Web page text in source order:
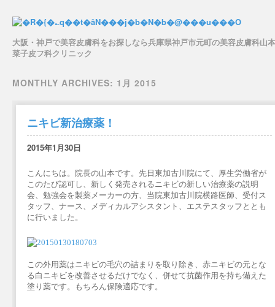
大阪・神戸で美容皮膚科をお探しなら兵庫県神戸市元町の美容皮膚科山
菜子皮フ科クリニック
MONTHLY ARCHIVES: 1月 2015
ニキビ新治療薬！
2015年1月30日
こんにちは。院長の山本です。先日東加古川院にて、厚生労働省が
このたび認可し、新しく発売されるニキビの新しい治療薬の説明
会、勉強会を製薬メーカーの方、当院東加古川院横路医師、受付ス
タッフ、ナース、メディカルアシスタント、エステスタッフととも
に行いました。
この外用薬はニキビの毛穴の詰まりを取り除き、赤ニキビの元とな
る白ニキビを改善させるだけでなく、併せて抗菌作用を持ち備えた
塗り薬です。もちろん保険適応です。